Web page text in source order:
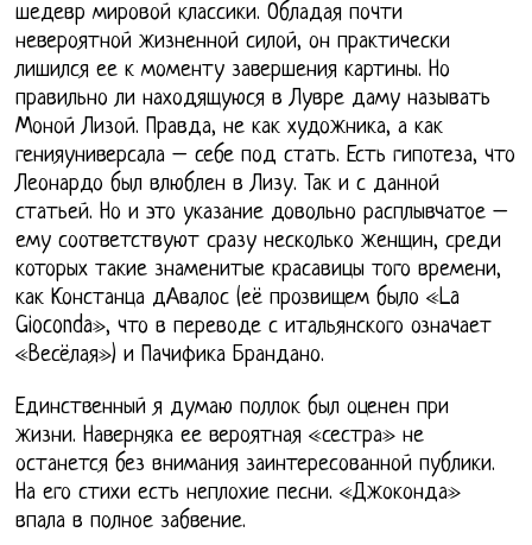
шедевр мировой классики. Обладая почти
невероятной жизненной силой, он практически
лишился ее к моменту завершения картины. Но
правильно ли находящуюся в Лувре даму называть
Моной Лизой. Правда, не как художника, а как
генияуниверсала – себе под стать. Есть гипотеза, что
Леонардо был влюблен в Лизу. Так и с данной
статьей. Но и это указание довольно расплывчатое –
ему соответствуют сразу несколько женщин, среди
которых такие знаменитые красавицы того времени,
как Констанца дАвалос (её прозвищем было «La
Gioconda», что в переводе с итальянского означает
«Весёлая») и Пачифика Брандано.
Единственный я думаю поллок был оценен при
жизни. Наверняка ее вероятная «сестра» не
останется без внимания заинтересованной публики.
На его стихи есть неплохие песни. «Джоконда»
впала в полное забвение.